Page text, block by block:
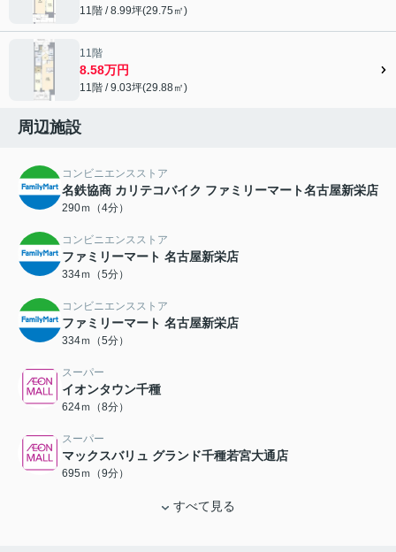
11階 / 8.99坪(29.75㎡)
11階
8.58万円
11階 / 9.03坪(29.88㎡)
周辺施設
コンビニエンスストア
名鉄協商 カリテコバイク ファミリーマート名古屋新栄店
290ｍ（4分）
コンビニエンスストア
ファミリーマート 名古屋新栄店
334ｍ（5分）
コンビニエンスストア
ファミリーマート 名古屋新栄店
334ｍ（5分）
スーパー
イオンタウン千種
624ｍ（8分）
スーパー
マックスバリュ グランド千種若宮大通店
695ｍ（9分）
すべて見る